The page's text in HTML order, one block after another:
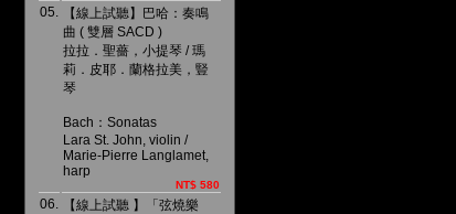
05.
【線上試聽】巴哈：奏鳴
曲 ( 雙層 SACD )
拉拉．聖薔，小提琴 / 瑪
莉．皮耶．蘭格拉美，豎
琴
Bach：Sonatas
Lara St. John, violin /
Marie-Pierre Langlamet,
harp
NT$ 580
06.
【線上試聽 】「弦燒樂